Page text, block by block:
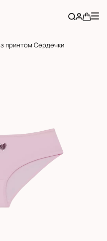
з принтом Сердечки